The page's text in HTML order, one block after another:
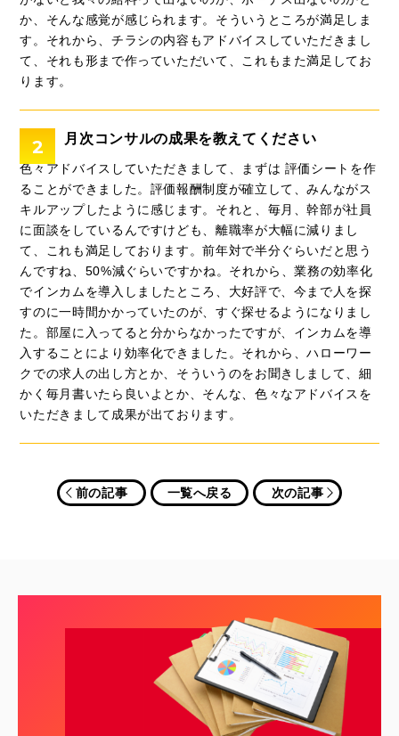
か、そんな感覚が感じられます。そういうところが満足しま
す。それから、チラシの内容もアドバイスしていただきまし
て、それも形まで作っていただいて、これもまた満足してお
ります。
2 月次コンサルの成果を教えてください
色々アドバイスしていただきまして、まずは 評価シートを作
ることができました。評価報酬制度が確立して、みんながス
キルアップしたように感じます。それと、毎月、幹部が社員
に面談をしているんですけども、離職率が大幅に減りまし
て、これも満足しております。前年対で半分ぐらいだと思う
んですね、50%減ぐらいですかね。それから、業務の効率化
でインカムを導入しましたところ、大好評で、今まで人を探
すのに一時間かかっていたのが、すぐ探せるようになりまし
た。部屋に入ってると分からなかったですが、インカムを導
入することにより効率化できました。それから、ハローワー
クでの求人の出し方とか、そういうのをお聞きしまして、細
かく毎月書いたら良いよとか、そんな、色々なアドバイスを
いただきまして成果が出ております。
前の記事 一覧へ戻る 次の記事